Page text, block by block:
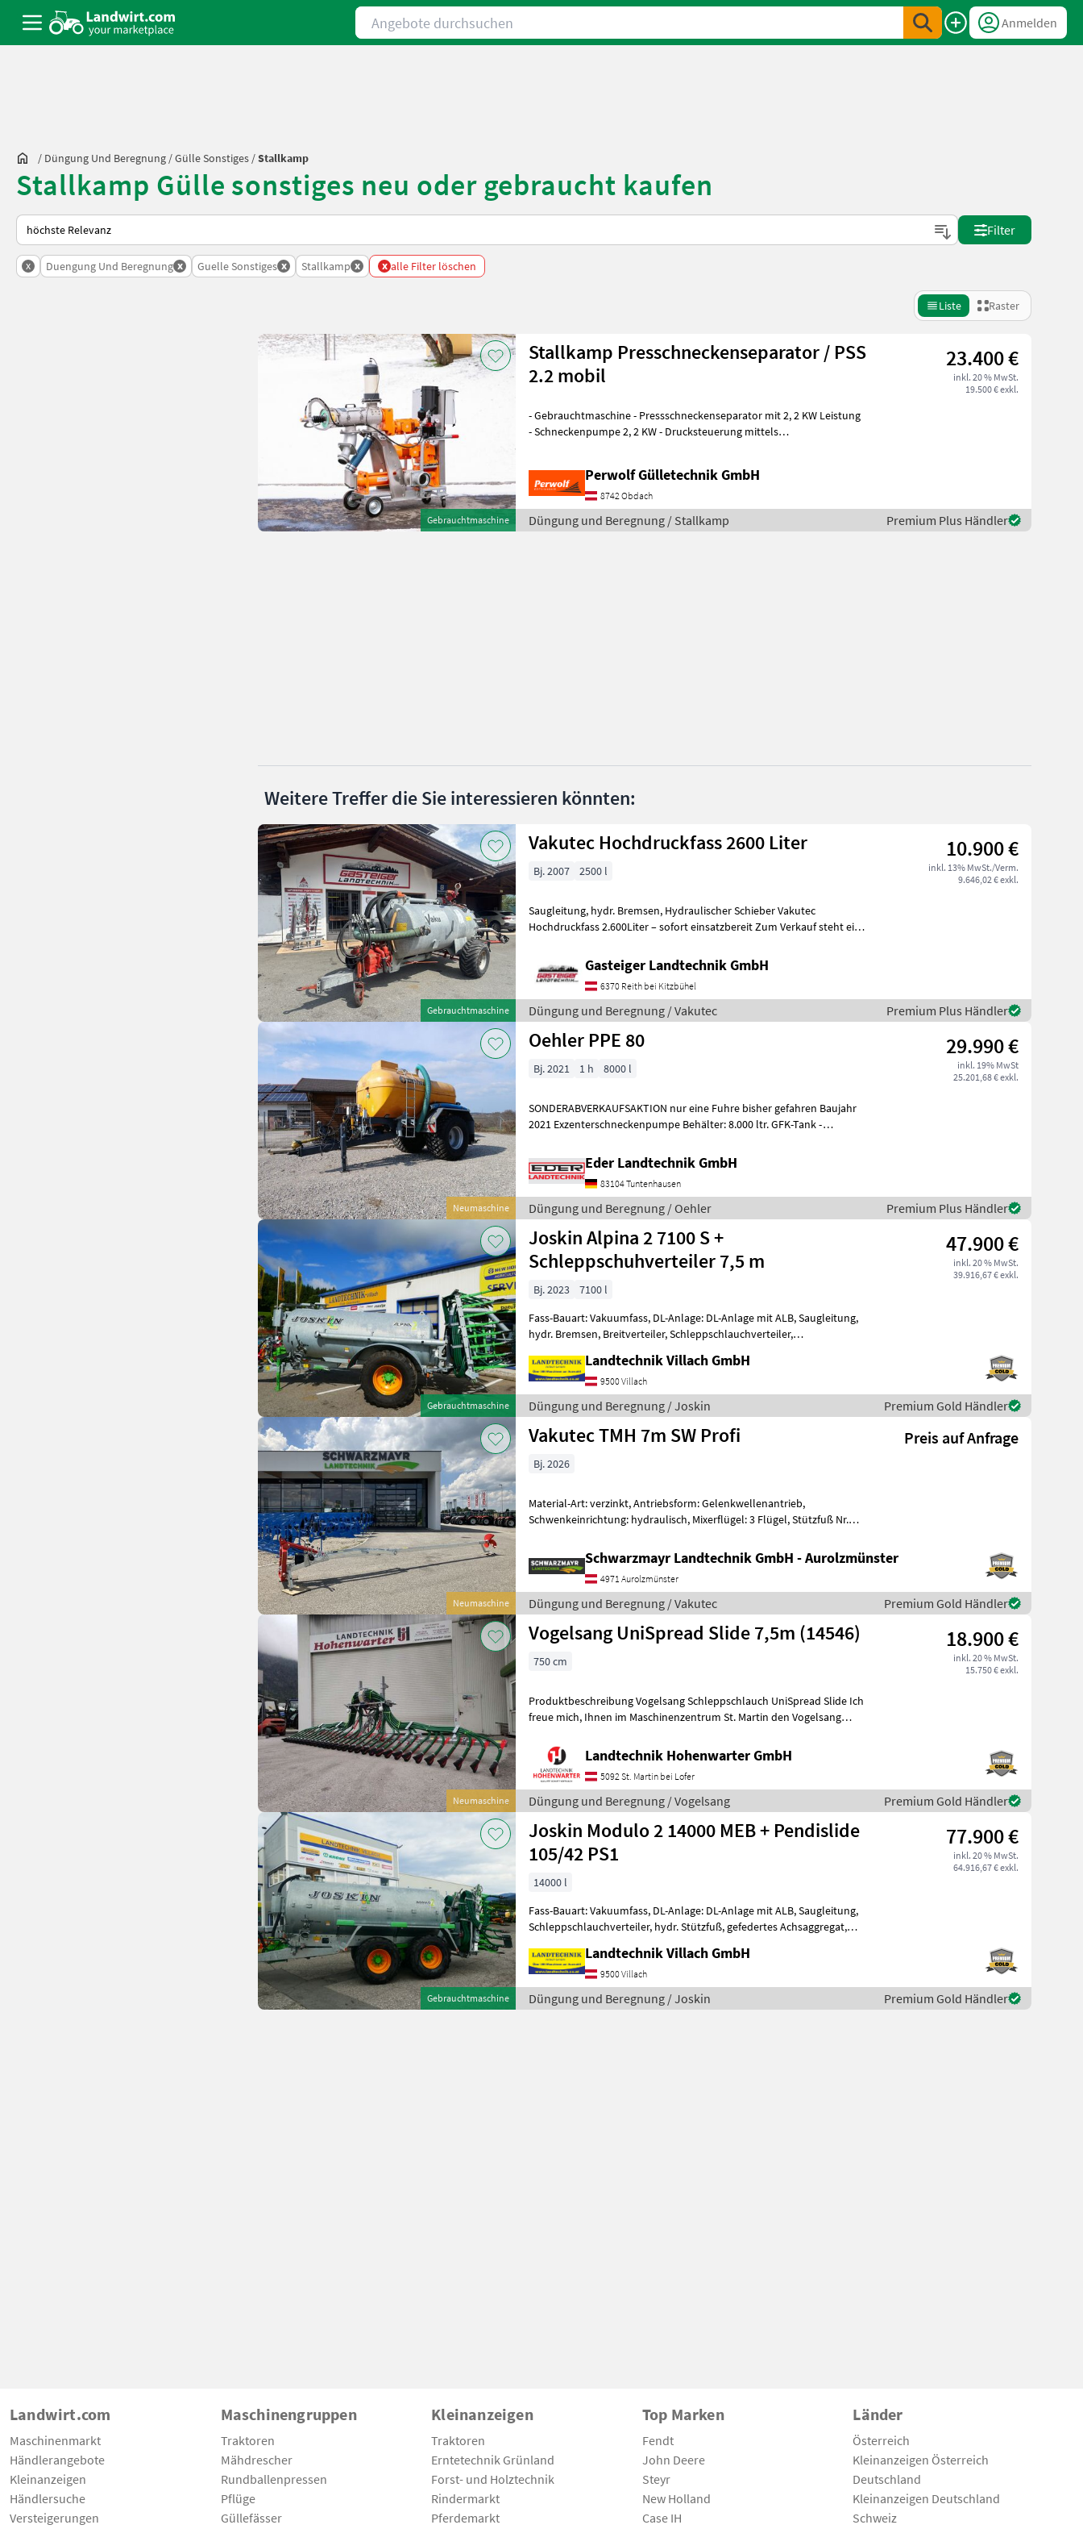
Angebote durchsuchen
Anmelden
/ Düngung Und Beregnung /Gülle Sonstiges /Stallkamp
Stallkamp Gülle sonstiges neu oder gebraucht kaufen
So wird auf Landwirt.com sortiert
Filter
x Duengung Und Beregnung x Guelle Sonstiges x Stallkamp x x alle Filter löschen
Liste Raster
Gebrauchtmaschine
Stallkamp Presschneckenseparator / PSS
2.2 mobil
23.400 €
inkl. 20 % MwSt.
19.500 € exkl.
- Gebrauchtmaschine - Pressschneckenseparator mit 2, 2 KW Leistung
- Schneckenpumpe 2, 2 KW - Drucksteuerung mittels
Perwolf Gülletechnik GmbH
8742 Obdach
Düngung und Beregnung / Stallkamp Premium Plus Händler
Weitere Treffer die Sie interessieren könnten:
Gebrauchtmaschine
Vakutec Hochdruckfass 2600 Liter 10.900 €
inkl. 13% MwSt./Verm.
9.646,02 € exkl.
Bj. 2007 2500 l
Saugleitung, hydr. Bremsen, Hydraulischer Schieber Vakutec
Hochdruckfass 2.600Liter – sofort einsatzbereit Zum Verkauf steht ein
Gasteiger Landtechnik GmbH
6370 Reith bei Kitzbühel
Düngung und Beregnung / Vakutec Premium Plus Händler
Neumaschine
Oehler PPE 80 29.990 €
inkl. 19% MwSt
25.201,68 € exkl.
Bj. 2021 1 h 8000 l
SONDERABVERKAUFSAKTION nur eine Fuhre bisher gefahren Baujahr
2021 Exzenterschneckenpumpe Behälter: 8.000 ltr. GFK-Tank -
Eder Landtechnik GmbH
83104 Tuntenhausen
Düngung und Beregnung / Oehler Premium Plus Händler
Gebrauchtmaschine
Joskin Alpina 2 7100 S +
Schleppschuhverteiler 7,5 m
47.900 €
inkl. 20 % MwSt.
39.916,67 € exkl.
Bj. 2023
7100 l
Fass-Bauart: Vakuumfass, DL-Anlage: DL-Anlage mit ALB, Saugleitung,
hydr. Bremsen, Breitverteiler, Schleppschlauchverteiler,
Landtechnik Villach GmbH
9500 Villach
Düngung und Beregnung / Joskin Premium Gold Händler
Neumaschine
Vakutec TMH 7m SW Profi Preis auf Anfrage
Bj. 2026
Material-Art: verzinkt, Antriebsform: Gelenkwellenantrieb,
Schwenkeinrichtung: hydraulisch, Mixerflügel: 3 Flügel, Stützfuß Nr.
Schwarzmayr Landtechnik GmbH - Aurolzmünster
4971 Aurolzmünster
Düngung und Beregnung / Vakutec Premium Gold Händler
Neumaschine
Vogelsang UniSpread Slide 7,5m (14546) 18.900 €
inkl. 20 % MwSt.
15.750 € exkl.
750 cm
Produktbeschreibung Vogelsang Schleppschlauch UniSpread Slide Ich
freue mich, Ihnen im Maschinenzentrum St. Martin den Vogelsang
Landtechnik Hohenwarter GmbH
5092 St. Martin bei Lofer
Düngung und Beregnung / Vogelsang Premium Gold Händler
Gebrauchtmaschine
Joskin Modulo 2 14000 MEB + Pendislide
105/42 PS1
77.900 €
inkl. 20 % MwSt.
64.916,67 € exkl.
14000 l
Fass-Bauart: Vakuumfass, DL-Anlage: DL-Anlage mit ALB, Saugleitung,
Schleppschlauchverteiler, hydr. Stützfuß, gefedertes Achsaggregat,
Landtechnik Villach GmbH
9500 Villach
Düngung und Beregnung / Joskin Premium Gold Händler
Landwirt.com
Maschinenmarkt
Händlerangebote
Kleinanzeigen
Händlersuche
Versteigerungen
Maschinengruppen
Traktoren
Mähdrescher
Rundballenpressen
Pflüge
Güllefässer
Kleinanzeigen
Traktoren
Erntetechnik Grünland
Forst- und Holztechnik
Rindermarkt
Pferdemarkt
Top Marken
Fendt
John Deere
Steyr
New Holland
Case IH
Länder
Österreich
Kleinanzeigen Österreich
Deutschland
Kleinanzeigen Deutschland
Schweiz